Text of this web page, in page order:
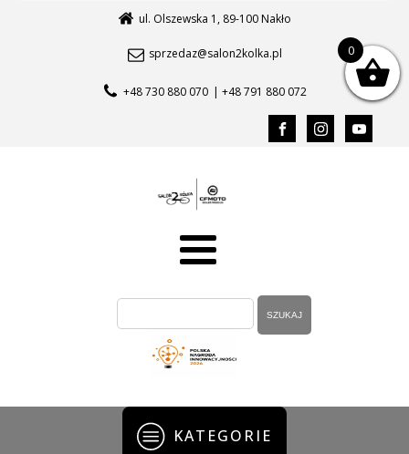
ul. Olszewska 1, 89-100 Nakło
sprzedaz@salon2kolka.pl
+48 730 880 070 | +48 791 880 072
KATEGORIE
0